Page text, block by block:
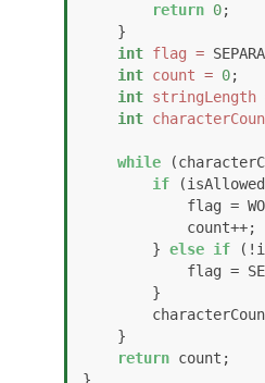
return 0;
int flag =
int count = 0;
int stringLength
int
while
if
        }
else if
return count;